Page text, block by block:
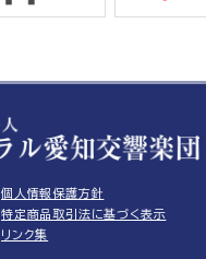
個人情報保護方針
特定商品取引法に基づく表示
リンク集